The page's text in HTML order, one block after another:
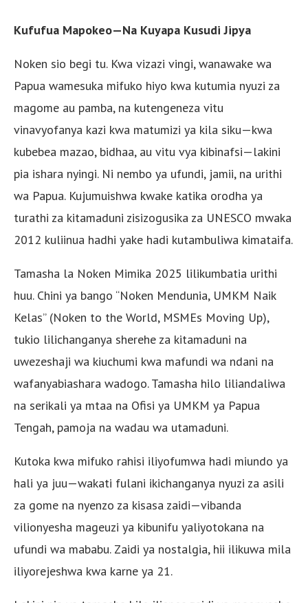
Kufufua Mapokeo—Na Kuyapa Kusudi Jipya
Noken sio begi tu. Kwa vizazi vingi, wanawake wa
Papua wamesuka mifuko hiyo kwa kutumia nyuzi za
magome au pamba, na kutengeneza vitu
vinavyofanya kazi kwa matumizi ya kila siku—kwa
kubebea mazao, bidhaa, au vitu vya kibinafsi—lakini
pia ishara nyingi. Ni nembo ya ufundi, jamii, na urithi
wa Papua. Kujumuishwa kwake katika orodha ya
turathi za kitamaduni zisizogusika za UNESCO mwaka
2012 kuliinua hadhi yake hadi kutambuliwa kimataifa.
Tamasha la Noken Mimika 2025 lilikumbatia urithi
huu. Chini ya bango “Noken Mendunia, UMKM Naik
Kelas” (Noken to the World, MSMEs Moving Up),
tukio lilichanganya sherehe za kitamaduni na
uwezeshaji wa kiuchumi kwa mafundi wa ndani na
wafanyabiashara wadogo. Tamasha hilo liliandaliwa
na serikali ya mtaa na Ofisi ya UMKM ya Papua
Tengah, pamoja na wadau wa utamaduni.
Kutoka kwa mifuko rahisi iliyofumwa hadi miundo ya
hali ya juu—wakati fulani ikichanganya nyuzi za asili
za gome na nyenzo za kisasa zaidi—vibanda
vilionyesha mageuzi ya kibunifu yaliyotokana na
ufundi wa mababu. Zaidi ya nostalgia, hii ilikuwa mila
iliyorejeshwa kwa karne ya 21.